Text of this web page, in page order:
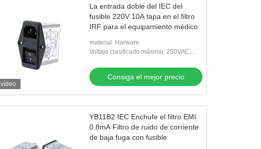
vídeo
La entrada doble del IEC del
fusible 220V 10A tapa en el filtro
IRF para el equipamiento médico
material: Harware
Voltaje clasificado máximo: 250VAC,
Consiga el mejor precio
YB11B2 IEC Enchufe el filtro EMI
0.8mA Filtro de ruido de corriente
de baja fuga con fusible